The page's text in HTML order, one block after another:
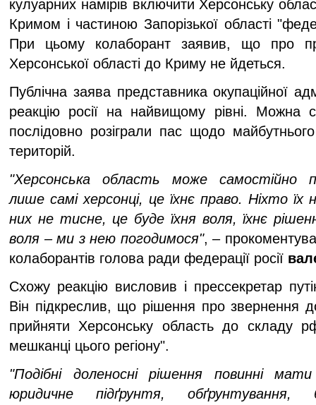
кулуарних намірів включити Херсонську
Кримом і частиною Запорізької області
При цьому колаборант заявив, що про
Херсонської області до Криму не йдеться.
Публічна заява представника окупаційної
реакцію росії на найвищому рівні. Можна
послідовно розіграли пас щодо
територій.
"Херсонська область може самостійно
лише самі херсонці, це їхнє право. Ніхто
них не тисне, це буде їхня воля, їхнє
воля – ми з нею погодимося", –
колаборантів голова ради федерації росії
Схожу реакцію висловив і прессекретар
Він підкреслив, що рішення про звернення
прийняти Херсонську область до складу
мешканці цього регіону".
"Подібні доленосні рішення повинні
юридичне підґрунтя,